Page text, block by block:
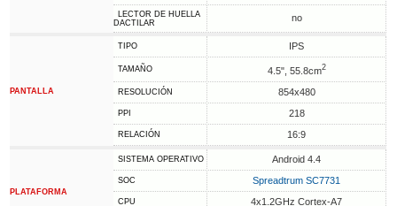
LECTOR DE HUELLA
DACTILAR
no
PANTALLA
TIPO IPS
TAMAÑO 4.5", 55.8cm2
RESOLUCIÓN 854x480
PPI 218
RELACIÓN 16:9
PLATAFORMA
SISTEMA OPERATIVO Android 4.4
SOC Spreadtrum SC7731
CPU 4x1.2GHz Cortex-A7